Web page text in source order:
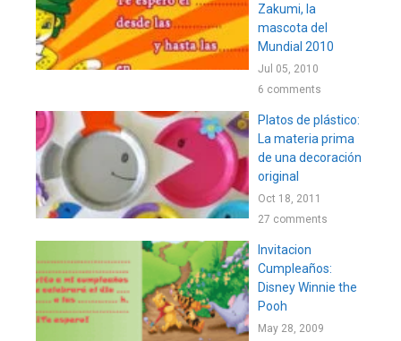
Zakumi, la
mascota del
Mundial 2010
Jul 05, 2010
6 comments
Platos de plástico:
La materia prima
de una decoración
original
Oct 18, 2011
27 comments
Invitacion
Cumpleaños:
Disney Winnie the
Pooh
May 28, 2009